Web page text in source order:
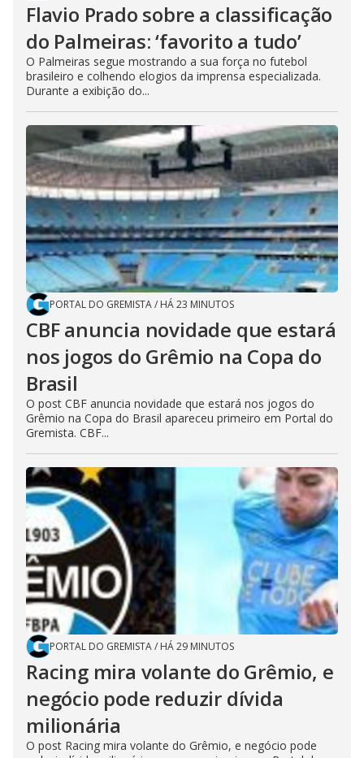
Flavio Prado sobre a classificação
do Palmeiras: ‘favorito a tudo’
O Palmeiras segue mostrando a sua força no futebol
brasileiro e colhendo elogios da imprensa especializada.
Durante a exibição do...
PORTAL DO GREMISTA/ HÁ 23 MINUTOS
CBF anuncia novidade que estará
nos jogos do Grêmio na Copa do
Brasil
O post CBF anuncia novidade que estará nos jogos do
Grêmio na Copa do Brasil apareceu primeiro em Portal do
Gremista. CBF...
PORTAL DO GREMISTA/ HÁ 29 MINUTOS
Racing mira volante do Grêmio, e
negócio pode reduzir dívida
milionária
O post Racing mira volante do Grêmio, e negócio pode